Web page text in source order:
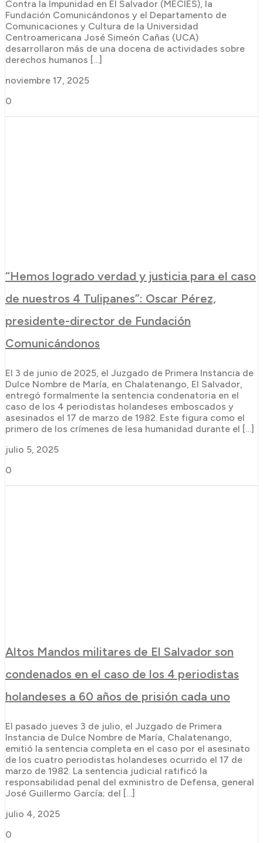
Contra la Impunidad en El Salvador (MECIES), la
Fundación Comunicándonos y el Departamento de
Comunicaciones y Cultura de la Universidad
Centroamericana José Simeón Cañas (UCA)
desarrollaron más de una docena de actividades sobre
derechos humanos […]
noviembre 17, 2025
0
“Hemos logrado verdad y justicia para el caso
de nuestros 4 Tulipanes”: Oscar Pérez,
presidente-director de Fundación
Comunicándonos
El 3 de junio de 2025, el Juzgado de Primera Instancia de
Dulce Nombre de María, en Chalatenango, El Salvador,
entregó formalmente la sentencia condenatoria en el
caso de los 4 periodistas holandeses emboscados y
asesinados el 17 de marzo de 1982. Este figura como el
primero de los crímenes de lesa humanidad durante el […]
julio 5, 2025
0
Altos Mandos militares de El Salvador son
condenados en el caso de los 4 periodistas
holandeses a 60 años de prisión cada uno
El pasado jueves 3 de julio, el Juzgado de Primera
Instancia de Dulce Nombre de María, Chalatenango,
emitió la sentencia completa en el caso por el asesinato
de los cuatro periodistas holandeses ocurrido el 17 de
marzo de 1982. La sentencia judicial ratificó la
responsabilidad penal del exministro de Defensa, general
José Guillermo García; del […]
julio 4, 2025
0